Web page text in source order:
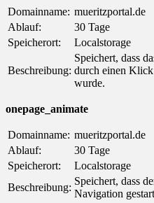
Domainname: mueritzportal.de
Ablauf:
30 Tage
Speicherort:
Localstorage
Beschreibung:
Speichert, dass
durch einen Klick
wurde.
onepage_animate
Domainname: mueritzportal.de
Ablauf:
30 Tage
Speicherort:
Localstorage
Beschreibung:
Speichert, dass
Navigation